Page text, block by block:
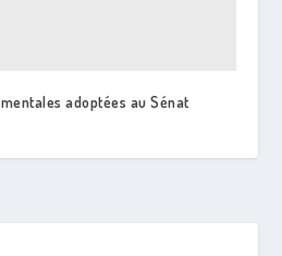
adoptées au Sénat